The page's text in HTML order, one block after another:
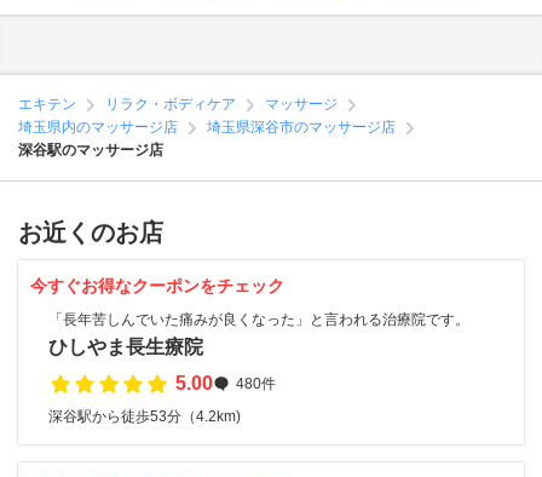
エキテン リラク・ボディケア
マッサージ
埼玉県内のマッサージ店
埼玉県深谷市のマッサージ店
深谷駅のマッサージ店
お近くのお店
今すぐお得なクーポンをチェック
「長年苦しんでいた痛みが良くなった」と言われる治療院です。
ひしやま長生療院
5.00
480件
深谷駅から徒歩53分（4.2km)